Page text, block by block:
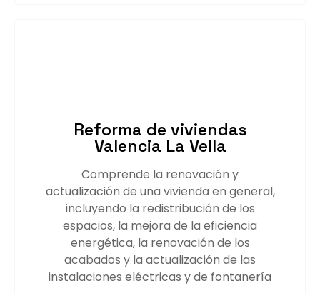
Reforma de viviendas
Valencia La Vella
Comprende la renovación y
actualización de una vivienda en general,
incluyendo la redistribución de los
espacios, la mejora de la eficiencia
energética, la renovación de los
acabados y la actualización de las
instalaciones eléctricas y de fontanería